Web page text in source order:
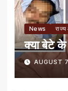
News
क्या बेटे के
AUGUST